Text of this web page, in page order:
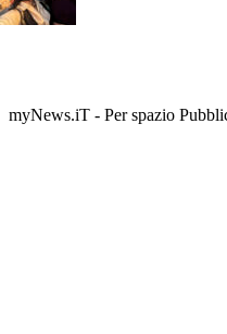
myNews.iT - Per spazio